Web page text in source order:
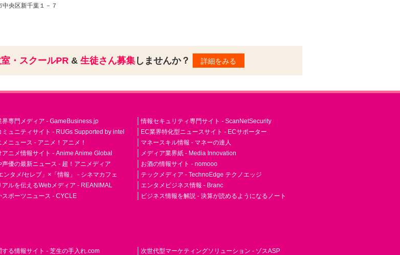
央区新千葉１－７
・スクールPR& 生徒さん募集しませんか？ 詳細をみる
界専門メディア - GameBusiness.jp
ミュニティサイト - RUGs Supported by intel
ニュース - アニメ！アニメ！
アニメ情報サイト - Anime Anime Global
声優の最新ニュース - 超！アニメディア
ンタメ/セレブ」×「情報」 - シネマカフェ
アルを伝えるWebメディア - REANIMAL
スポーツニュース - CYCLE
情報セキュリティ専門サイト - ScanNetSecurity
EC業界特化型ニュースサイト - ECサポーター
マネースキル情報 - マネーの達人
メディア業界紙 - Media Innovation
お酒の情報サイト - nomooo
テックメディア - TechnoEdge テクノエッジ
エンタメビジネス情報 - Branc
ビジネス情報を解説 - 決算が読めるようになるノート
する情報サイト - 芝生の手入れ.com
次世代型マーケティングソリューション - ゾスASP